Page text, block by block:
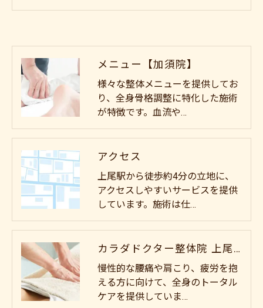
メニュー【加須院】
様々な整体メニューを提供してお
り、全身骨格調整に特化した施術
が特徴です。血流や…
アクセス
上尾駅から徒歩約4分の立地に、
アクセスしやすいサービスを提供
しています。施術は仕…
カラダドクター整体院 上尾院
慢性的な腰痛や肩こり、疲労を抱
える方に向けて、全身のトータル
ケアを提供していま…